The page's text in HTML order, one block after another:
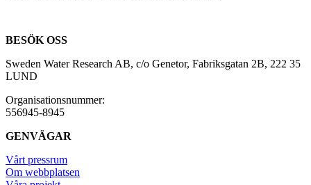
BESÖK OSS
Sweden Water Research AB, c/o Genetor, Fabriksgatan 2B, 222 35
LUND
Organisationsnummer:
556945-8945
GENVÄGAR
Vårt pressrum
Om webbplatsen